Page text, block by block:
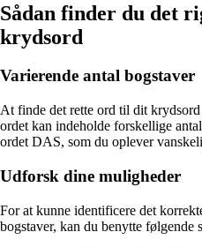
Sådan finder du det
krydsord
Varierende antal bogstaver
At finde det rette ord til dit
ordet kan indeholde forskellige
ordet DAS, som du oplever
Udforsk dine muligheder
For at kunne identificere det
bogstaver, kan du benytte følgende